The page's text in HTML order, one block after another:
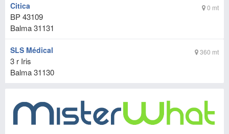
0 mt
Citica
BP 43109
Balma31131
360 mt
SLS Médical
3 r Iris
Balma31130